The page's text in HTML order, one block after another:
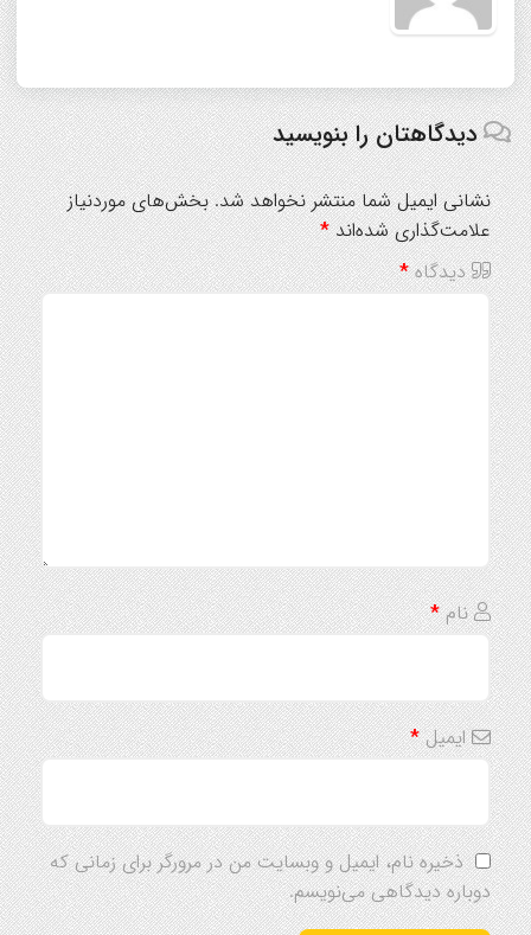
دیدگاهتان را بنویسید
نشانی ایمیل شما منتشر نخواهد شد. بخش‌های موردنیاز
علامت‌گذاری شده‌اند*
دیدگاه*
نام*
ایمیل*
ذخیره نام، ایمیل و وبسایت من در مرورگر برای زمانی که
دوباره دیدگاهی می‌نویسم.